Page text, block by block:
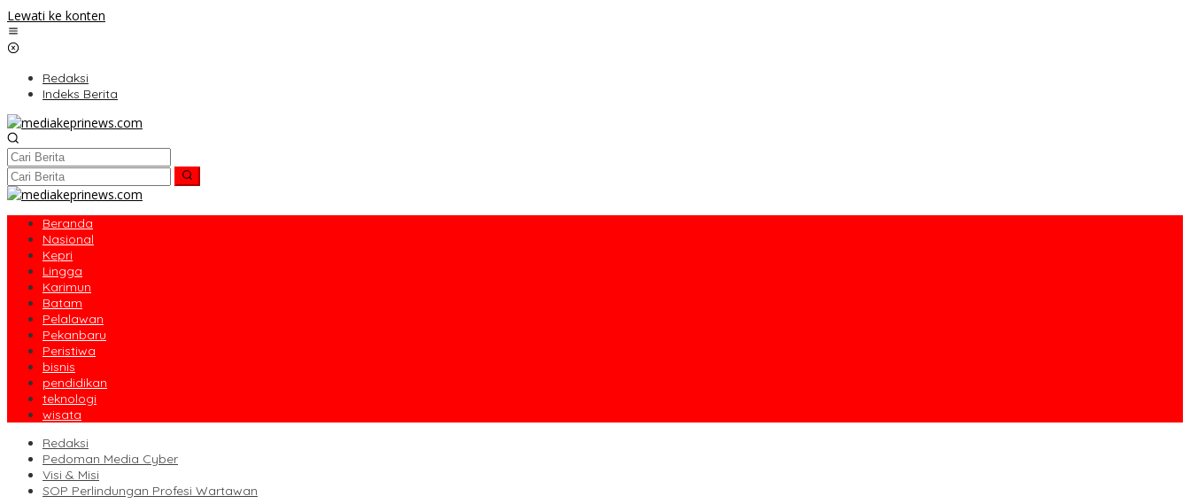
Lewati ke konten
Redaksi
Indeks Berita
Beranda
Nasional
Kepri
Lingga
Karimun
Batam
Pelalawan
Pekanbaru
Peristiwa
bisnis
pendidikan
teknologi
wisata
Redaksi
Pedoman Media Cyber
Visi & Misi
SOP Perlindungan Profesi Wartawan